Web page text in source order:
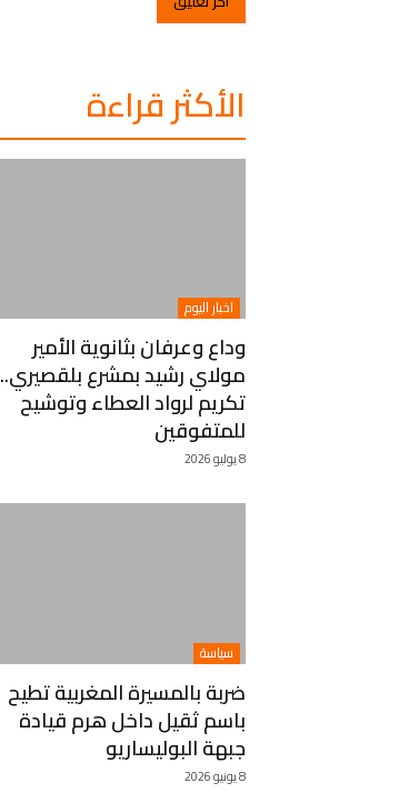
الأكثر قراءة
اخبار اليوم
وداع وعرفان بثانوية الأمير
مولاي رشيد بمشرع بلقصيري..
تكريم لرواد العطاء وتوشيح
للمتفوقين
8 يوليو 2026
سياسة
ضربة بالمسيرة المغربية تطيح
باسم ثقيل داخل هرم قيادة
جبهة البوليساريو
8 يونيو 2026